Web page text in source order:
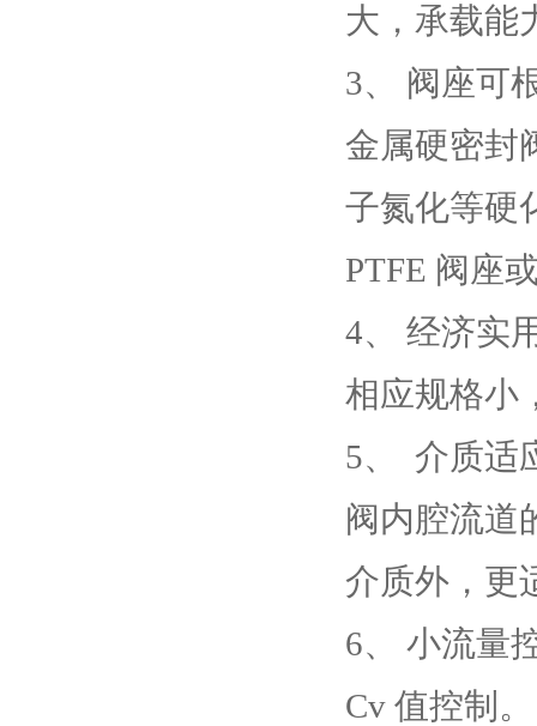
大，承载能
3、 阀座可
金属硬密封
子氮化等硬
PTFE 阀座
4、 经济实
相应规格小
5、  介质
阀内腔流道
介质外，更
6、 小流量
Cv 值控制。